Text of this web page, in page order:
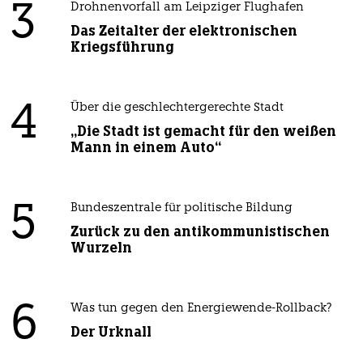
3 Drohnenvorfall am Leipziger Flughafen
Das Zeitalter der elektronischen
Kriegsführung
4 Über die geschlechtergerechte Stadt
„Die Stadt ist gemacht für den weißen
Mann in einem Auto“
5 Bundeszentrale für politische Bildung
Zurück zu den antikommunistischen
Wurzeln
6 Was tun gegen den Energiewende-Rollback?
Der Urknall